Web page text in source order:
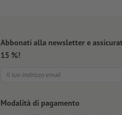
Abbonati alla newsletter e
15 %!
Modalità di pagamento